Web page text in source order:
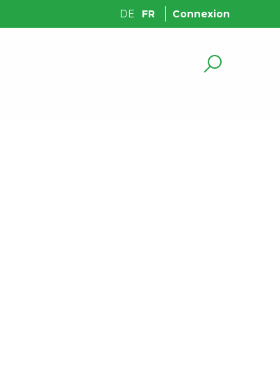
DE FR Connexion